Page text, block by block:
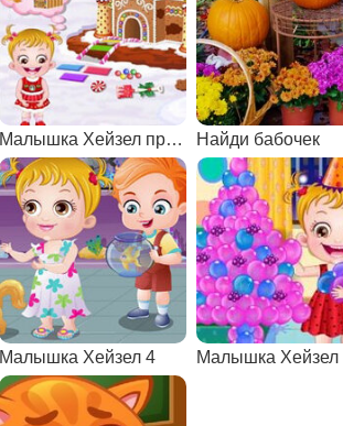
Малышка Хейзел пряничный домик Найди бабочек
Малышка Хейзел 4